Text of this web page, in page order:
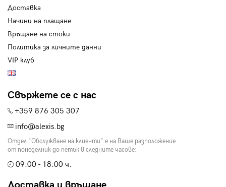
Доставка
Начини на плащане
Връщане на стоки
Политика за личните данни
VIP клуб
Свържете се с нас
+359 876 305 307
info@alexis.bg
Отдел "Обслужване на клиенти" е на Ваше разположение
от понеделник до петък в следните часове:
09:00 - 18:00 ч.